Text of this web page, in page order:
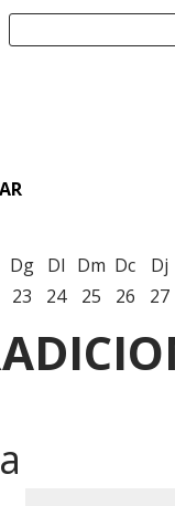
Dg
23
Dl
24
Dm
25
Dc
26
Dj
27